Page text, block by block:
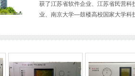
获了江苏省软件企业、江苏省民营科
业、南京大学—鼓楼高校国家大学科
证书，并顺利通过ISO9001质量体系